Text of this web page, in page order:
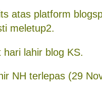
atas platform
meletup2.
hari lahir blog KS.
NH terlepas (29